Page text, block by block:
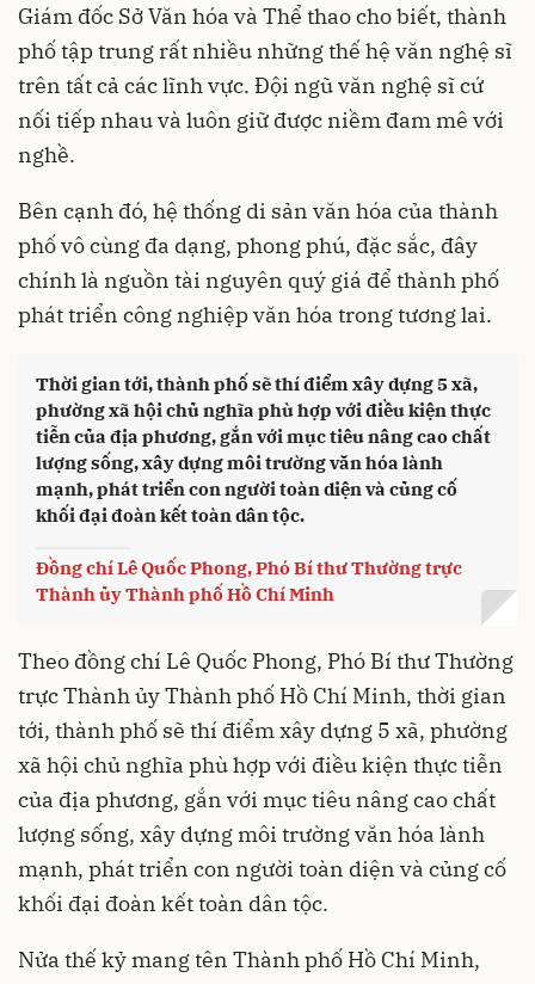
Giám đốc Sở Văn hóa và Thể thao cho biết, thành
phố tập trung rất nhiều những thế hệ văn nghệ sĩ
trên tất cả các lĩnh vực. Đội ngũ văn nghệ sĩ cứ
nối tiếp nhau và luôn giữ được niềm đam mê với
nghề.
Bên cạnh đó, hệ thống di sản văn hóa của thành
phố vô cùng đa dạng, phong phú, đặc sắc, đây
chính là nguồn tài nguyên quý giá để thành phố
phát triển công nghiệp văn hóa trong tương lai.
Thời gian tới, thành phố sẽ thí điểm xây dựng 5 xã,
phường xã hội chủ nghĩa phù hợp với điều kiện thực
tiễn của địa phương, gắn với mục tiêu nâng cao chất
lượng sống, xây dựng môi trường văn hóa lành
mạnh, phát triển con người toàn diện và củng cố
khối đại đoàn kết toàn dân tộc.
Đồng chí Lê Quốc Phong, Phó Bí thư Thường trực
Thành ủy Thành phố Hồ Chí Minh
Theo đồng chí Lê Quốc Phong, Phó Bí thư Thường
trực Thành ủy Thành phố Hồ Chí Minh, thời gian
tới, thành phố sẽ thí điểm xây dựng 5 xã, phường
xã hội chủ nghĩa phù hợp với điều kiện thực tiễn
của địa phương, gắn với mục tiêu nâng cao chất
lượng sống, xây dựng môi trường văn hóa lành
mạnh, phát triển con người toàn diện và củng cố
khối đại đoàn kết toàn dân tộc.
Nửa thế kỷ mang tên Thành phố Hồ Chí Minh,